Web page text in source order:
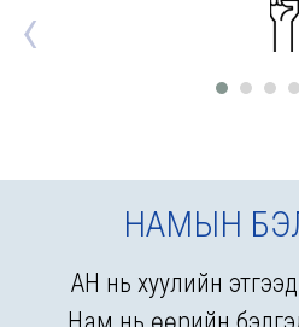
‹
НАМЫН
АН нь хуулийн